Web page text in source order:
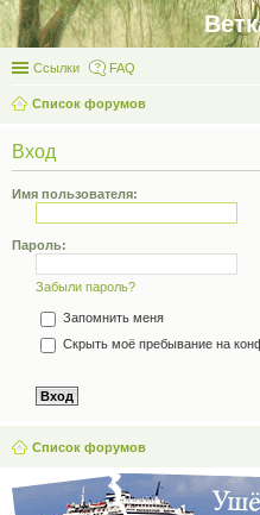
Ссылки FAQ
Список форумов
Вход
Имя пользователя:
Пароль:
Забыли пароль?
Запомнить меня
Скрыть моё пребывание на
Список форумов